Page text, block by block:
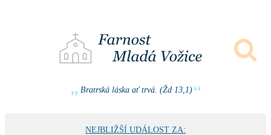
Bratrská láska ať trvá. (Žd 13,1)
NEJBLIŽŠÍ UDÁLOST ZA: